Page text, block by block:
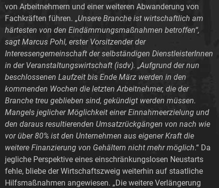
von Arbeitnehmern und einer weiteren Abwanderung von
Fachkräften führen. „Unsere Branche ist wirtschaftlich am
härtesten von den Eindämmungsmaßnahmen betroffen“,
sagt Marcus Pohl, erster Vorsitzender der
Interessengemeinschaft der selbständigen DienstleisterInnen
in der Veranstaltungswirtschaft (isdv). „Aufgrund der nun
beschlossenen Laufzeit bis Ende März werden in den
kommenden Wochen die letzten Arbeitnehmer, die der
Branche treu geblieben sind, gekündigt werden müssen.
Mangels jeglicher Möglichkeit einer Einnahmeerzielung und
den daraus resultierenden Umsatzrückgängen von nach wie
vor über 80% ist den Unternehmen aus eigener Kraft die
weitere Finanzierung von Gehältern nicht mehr möglich.“ Da
jegliche Perspektive eines einschränkungslosen Neustarts
fehle, bliebe der Wirtschaftszweig weiterhin auf staatliche
Hilfsmaßnahmen angewiesen. „Die weitere Verlängerung